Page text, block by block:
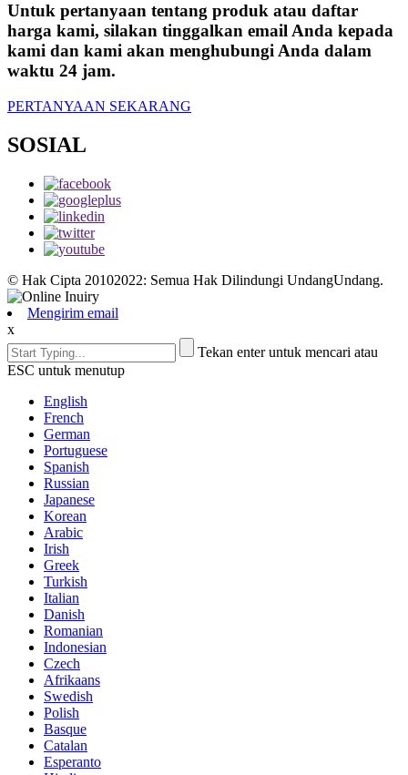
Untuk pertanyaan tentang produk atau daftar
harga kami, silakan tinggalkan email Anda kepada
kami dan kami akan menghubungi Anda dalam
waktu 24 jam.
PERTANYAAN SEKARANG
SOSIAL
© Hak Cipta 20102022: Semua Hak Dilindungi UndangUndang.
Mengirim email
x
Tekan enter untuk mencari atau
ESC untuk menutup
English
French
German
Portuguese
Spanish
Russian
Japanese
Korean
Arabic
Irish
Greek
Turkish
Italian
Danish
Romanian
Indonesian
Czech
Afrikaans
Swedish
Polish
Basque
Catalan
Esperanto